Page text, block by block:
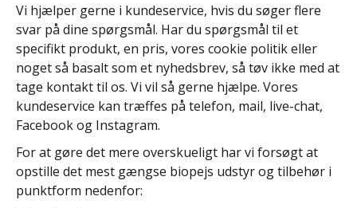
Vi hjælper gerne i kundeservice, hvis du søger flere
svar på dine spørgsmål. Har du spørgsmål til et
specifikt produkt, en pris, vores cookie politik eller
noget så basalt som et nyhedsbrev, så tøv ikke med at
tage kontakt til os. Vi vil så gerne hjælpe. Vores
kundeservice kan træffes på telefon, mail, live-chat,
Facebook og Instagram.
For at gøre det mere overskueligt har vi forsøgt at
opstille det mest gængse biopejs udstyr og tilbehør i
punktform nedenfor: